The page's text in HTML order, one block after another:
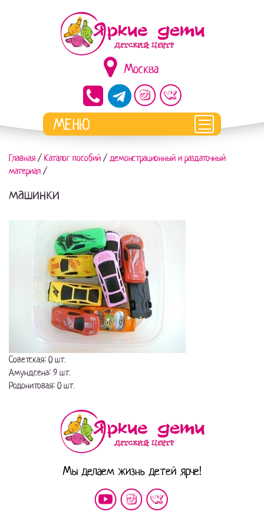
Москва
Главная / Каталог пособий / демонстрационный и раздаточный
материал /
машинки
Советская: 0 шт.
Амундсена: 9 шт.
Родонитовая: 0 шт.
Мы делаем жизнь детей ярче!